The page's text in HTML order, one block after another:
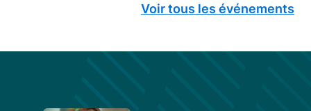
Voir tous les événements